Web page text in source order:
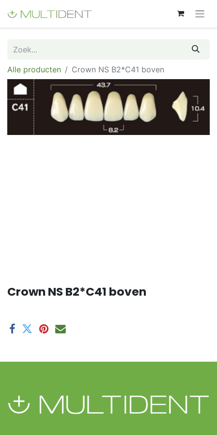
Alle producten Crown NS B2*C41 boven
Crown NS B2*C41 boven